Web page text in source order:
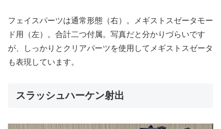
フェイスパーツは通常形態（右）。メギストスゼータモー
ド用（左）。合計二つ付属。写真だと分かりづらいです
が、しっかりとクリアパーツを使用してメギストスゼータ
も表現しています。
スラッシュハーケン射出